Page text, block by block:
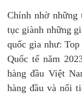
Chính nhờ những
tục giành những
quốc gia như:
Quốc tế năm
hàng đầu Việt
hàng đầu và nổi